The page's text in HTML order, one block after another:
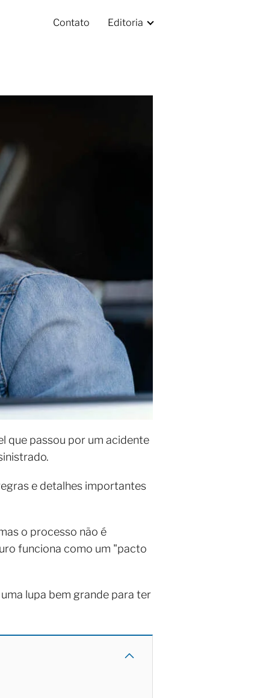
Contato Editoria
que passou por um acidente
e detalhes importantes
o processo não é
funciona como um "pacto
lupa bem grande para ter